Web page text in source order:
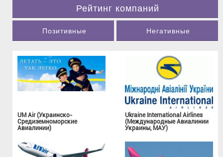
Рейтинг компаний
Позитивные Негативные
UM Air (Украинско-
Средиземноморские
Авиалинии)
Ukraine International Airlines
(Международные Авиалинии
Украины, МАУ)